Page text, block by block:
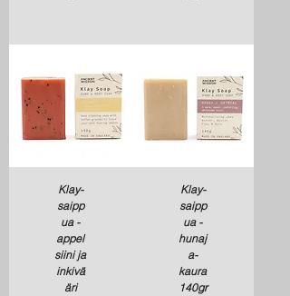
Klay-
saipp
ua -
appel
siini ja
inkivä
äri
Klay-
saipp
ua -
hunaj
a-
kaura
140gr